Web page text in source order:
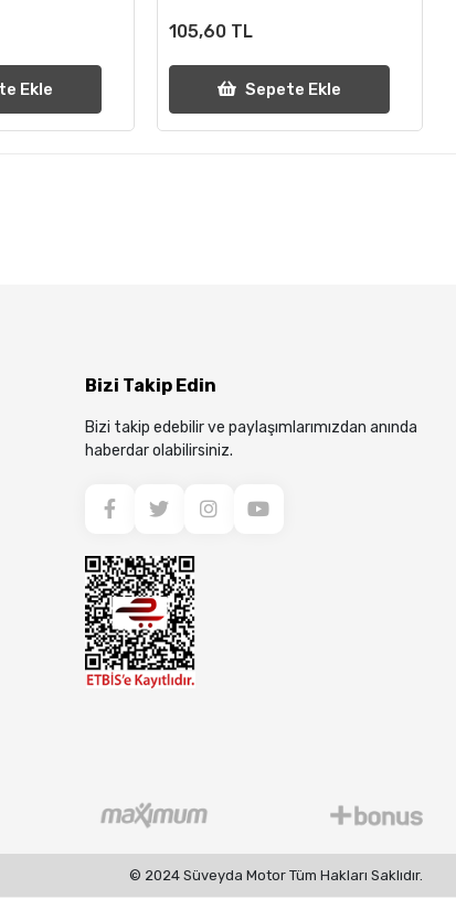
Ekle
105,60 TL
Sepete Ekle
Bizi Takip Edin
Bizi takip edebilir ve paylaşımlarımızdan anında
haberdar olabilirsiniz.
© 2024 Süveyda Motor Tüm Hakları Saklıdır.